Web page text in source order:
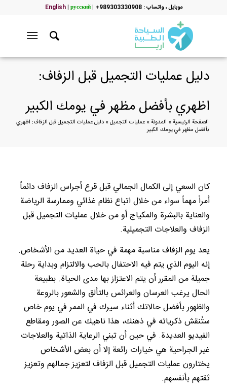
موبایل ، واتساب : 989303330908+ |
English| русский
دليل عمليات التجميل قبل الزفاف:
اظهري بأفضل مظهر في يومك الكبير
الصفحة الرئيسية» المدونة» عمليات التجميل» دليل عمليات التجميل قبل الزفاف: اظهري
بأفضل مظهر في يومك الكبير
كان السعي إلى الكمال الجمالي قبل قرع أجراس الزفاف دائماً
أمراً مهماً سواء من خلال اتباع نظام غذائي وممارسة الرياضة
والعناية بالبشرة والمكياج أو من خلال عمليات التجميل قبل
الزفاف والعلاجات التجميلية.
يعد يوم الزفاف مناسبة مهمة في حياة العديد من الأشخاص.
إنه اليوم الذي يتم فيه الاحتفال بالحب والالتزام وبداية رحلة
جميلة من المقرر أن يتم الاعتزاز بها مدى الحياة. بطبيعة
الحال يرغب العرسان والعرائس بالتألق والشعور بالروعة
والظهور بأفضل حالاتك أثناء سيرك في الممر في يوم خاص
ستُنقش ذكرياته في ذهنك، هذا ناهيك عن الصور ومقاطع
الفيديو العديدة. في حين أن تبني الرعاية الذاتية والعلاجات
غير الجراحية هي خيارات رائعة إلا أن بعض الأشخاص
يختارون عمليات التجميل قبل الزفاف لتعزيز جمالهم وتعزيز
ثقتهم بأنفسهم.